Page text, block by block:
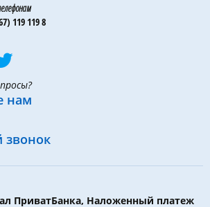
119 119 8
нам
звонок
ПриватБанка, Наложенный платеж